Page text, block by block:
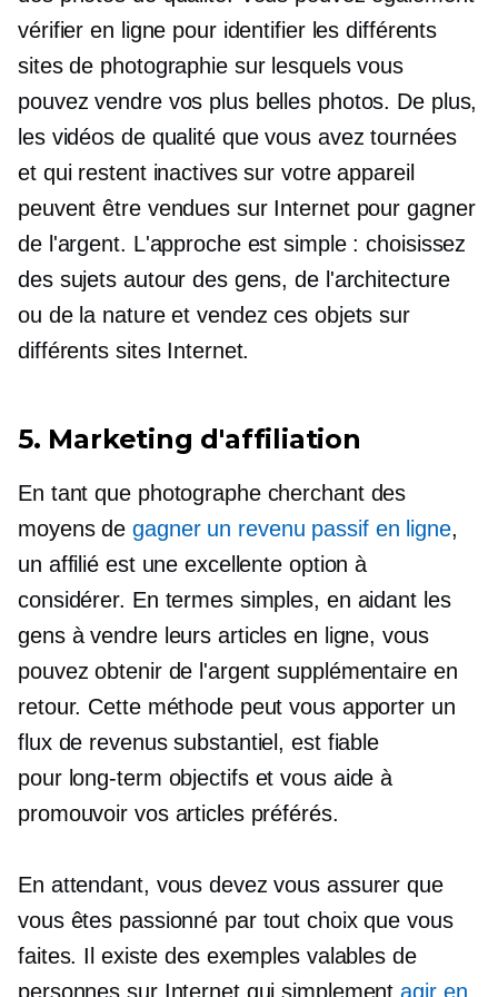
vérifier en ligne pour identifier les différents
sites de photographie sur lesquels vous
pouvez vendre vos plus belles photos. De plus,
les vidéos de qualité que vous avez tournées
et qui restent inactives sur votre appareil
peuvent être vendues sur Internet pour gagner
de l'argent. L'approche est simple : choisissez
des sujets autour des gens, de l'architecture
ou de la nature et vendez ces objets sur
différents sites Internet.
5. Marketing d'affiliation
En tant que photographe cherchant des
moyens degagner un revenu passif en ligne,
un affilié est une excellente option à
considérer. En termes simples, en aidant les
gens à vendre leurs articles en ligne, vous
pouvez obtenir de l'argent supplémentaire en
retour. Cette méthode peut vous apporter un
flux de revenus substantiel, est fiable
pour long-term objectifs et vous aide à
promouvoir vos articles préférés.
En attendant, vous devez vous assurer que
vous êtes passionné par tout choix que vous
faites. Il existe des exemples valables de
personnes sur Internet qui simplementagir en